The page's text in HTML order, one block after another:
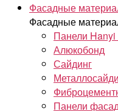
Фасадные
Фасадные
Панели Hanyi
Алюкобонд
Сайдинг
Панели